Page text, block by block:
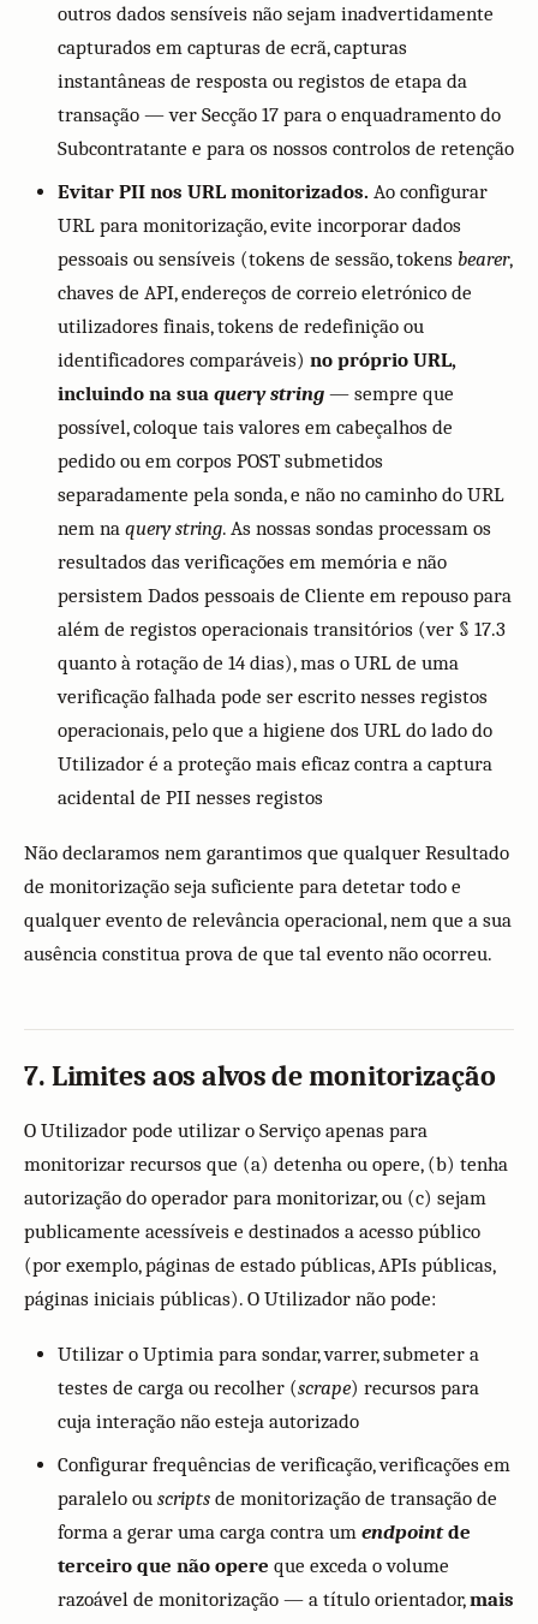
outros dados sensíveis não sejam inadvertidamente
capturados em capturas de ecrã, capturas
instantâneas de resposta ou registos de etapa da
transação — ver Secção 17 para o enquadramento do
Subcontratante e para os nossos controlos de retenção
Evitar PII nos URL monitorizados. Ao configurar
URL para monitorização, evite incorporar dados
pessoais ou sensíveis (tokens de sessão, tokens bearer,
chaves de API, endereços de correio eletrónico de
utilizadores finais, tokens de redefinição ou
identificadores comparáveis) no próprio URL,
incluindo na sua query string — sempre que
possível, coloque tais valores em cabeçalhos de
pedido ou em corpos POST submetidos
separadamente pela sonda, e não no caminho do URL
nem na query string. As nossas sondas processam os
resultados das verificações em memória e não
persistem Dados pessoais de Cliente em repouso para
além de registos operacionais transitórios (ver § 17.3
quanto à rotação de 14 dias), mas o URL de uma
verificação falhada pode ser escrito nesses registos
operacionais, pelo que a higiene dos URL do lado do
Utilizador é a proteção mais eficaz contra a captura
acidental de PII nesses registos
Não declaramos nem garantimos que qualquer Resultado
de monitorização seja suficiente para detetar todo e
qualquer evento de relevância operacional, nem que a sua
ausência constitua prova de que tal evento não ocorreu.
7. Limites aos alvos de monitorização
O Utilizador pode utilizar o Serviço apenas para
monitorizar recursos que (a) detenha ou opere, (b) tenha
autorização do operador para monitorizar, ou (c) sejam
publicamente acessíveis e destinados a acesso público
(por exemplo, páginas de estado públicas, APIs públicas,
páginas iniciais públicas). O Utilizador não pode:
Utilizar o Uptimia para sondar, varrer, submeter a
testes de carga ou recolher (scrape) recursos para
cuja interação não esteja autorizado
Configurar frequências de verificação, verificações em
paralelo ou scripts de monitorização de transação de
forma a gerar uma carga contra um endpointde
terceiro que não opere que exceda o volume
razoável de monitorização — a título orientador,mais